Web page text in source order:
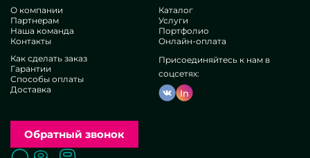
ассемблируют Панели из состаренных зеркал идеально.
Имеем авторитет у многих востребованных бизнесов и
частных людей. Множество позитивных мнений —
утвердитесь лично.
Работаем без агентов, это помогает отшлифовать
промышленные схемы, предлагать все шустрее,
ослабить расценки. Вот почему продукция и опции по
подобию панелей из состаренных зеркал считаются
приготовление дает выдавать своеобразные продукты,
материализовывать разнообразные задумки.
О компании
Партнерам
Наша команда
Контакты
Каталог
Услуги
Портфолио
Онлайн-оплата
Как сделать заказ
Гарантии
Способы оплаты
Доставка
Присоединяйтесь к нам в
соцсетях:
In
Обратный звонок